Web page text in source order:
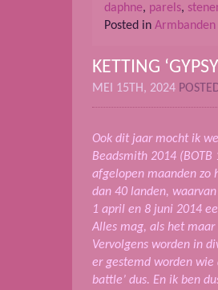
daphne, parels,
Posted in Armbanden
KETTING
MEI 15TH, 2024
Ook dit jaar mocht ik
Beadsmith 2014
afgelopen maanden zo
dan 40 landen,
1 april en 8 juni 2014
Alles mag, als het
Vervolgens worden in
er gestemd worden wie
battle’ dus. En ik ben